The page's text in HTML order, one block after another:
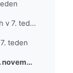
Kviz po predavanjih v 7. tednu
teden
18. november - 24. november